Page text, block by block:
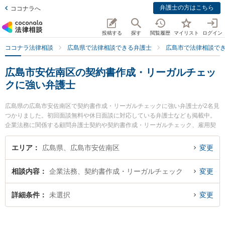
ココナラへ 弁護士の方はこちら
投稿する 探す 閲覧履歴 マイリスト ログイン
ココナラ法律相談 広島県で法律相談できる弁護士 広島市で法律相談で
広島市安佐南区の契約書作成・リーガルチェッ
クに強い弁護士
広島県の広島市安佐南区で契約書作成・リーガルチェックに強い弁護士が2名見
つかりました。初回面談無料や休日面談に対応している弁護士なども掲載中。
企業法務に関係する顧問弁護士契約や契約書作成・リーガルチェック、雇用契
約書・就業規則作成等の細かな分野での絞り込み検索もでき便利です。特に安
佐合同法律事務所の原田 龍明弁護士や弁護士法人山下江法律事務所 中筋オフィ
クのトラブルを今すぐに弁護士に相談したい』『契約書作成・リーガルチェッ
クのトラブル解決の実績豊富な近くの弁護士を検索したい』『初回相談無料で
契約書作成・リーガルチェックを法律相談できる広島市安佐南区内の弁護士に
エリア 広島県、広島市安佐南区 変更
相談内容 企業法務、契約書作成・リーガルチェック 変更
詳細条件 未選択 変更